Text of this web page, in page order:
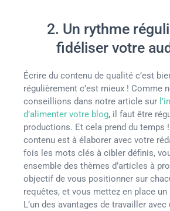
2. Un rythme
fidéliser votre
Écrire du contenu de qualité c’est
régulièrement c’est mieux ! Comme
conseillions dans notre article sur
d’alimenter votre blog, il faut être
productions. Et cela prend du temps
contenu est à élaborer avec votre
fois les mots clés à cibler définis,
ensemble des thèmes d’articles à
objectif de vous positionner sur
requêtes, et vous mettez en place un
L’un des avantages de travailler